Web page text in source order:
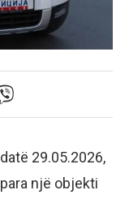
29.05.2026,
një objekti